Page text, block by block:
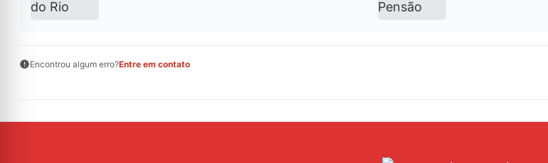
Encontrou algum erro?Entre em contato